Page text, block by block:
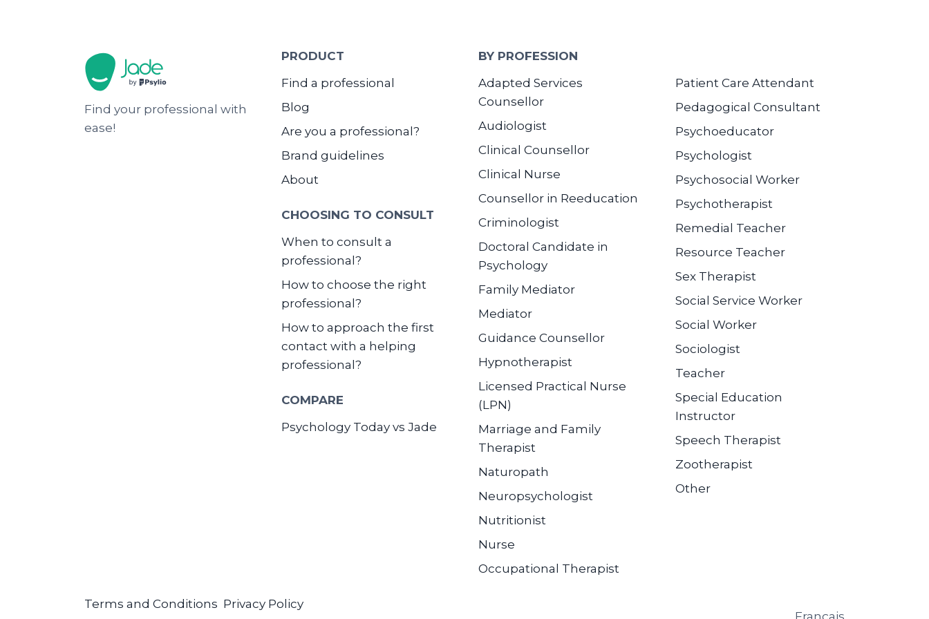
Find your professional with
ease!
PRODUCT
Find a professional
Blog
Are you a professional?
Brand guidelines
About
CHOOSING TO CONSULT
When to consult a
professional?
How to choose the right
professional?
How to approach the first
contact with a helping
professional?
COMPARE
Psychology Today vs Jade
BY PROFESSION
Adapted Services
Counsellor
Audiologist
Clinical Counsellor
Clinical Nurse
Counsellor in Reeducation
Criminologist
Doctoral Candidate in
Psychology
Family Mediator
Mediator
Guidance Counsellor
Hypnotherapist
Licensed Practical Nurse
(LPN)
Marriage and Family
Therapist
Naturopath
Neuropsychologist
Nutritionist
Nurse
Occupational Therapist
Patient Care Attendant
Pedagogical Consultant
Psychoeducator
Psychologist
Psychosocial Worker
Psychotherapist
Remedial Teacher
Resource Teacher
Sex Therapist
Social Service Worker
Social Worker
Sociologist
Teacher
Special Education
Instructor
Speech Therapist
Zootherapist
Other
Français
Terms and Conditions Privacy Policy